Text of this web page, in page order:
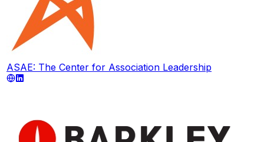
ASAE: The Center for Association Leadership